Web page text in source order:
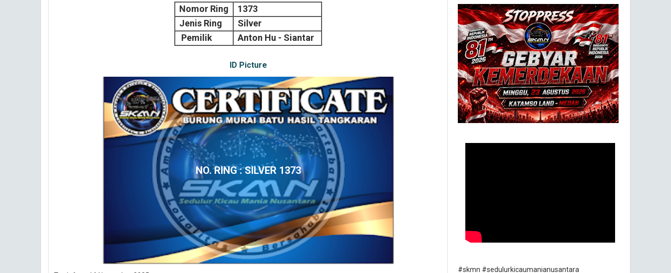
Nomor Ring
1373
Jenis Ring
Silver
Pemilik
Anton Hu - Siantar
ID Picture
NO. RING : SILVER 1373
#skmn #sedulurkicaumanianusantara